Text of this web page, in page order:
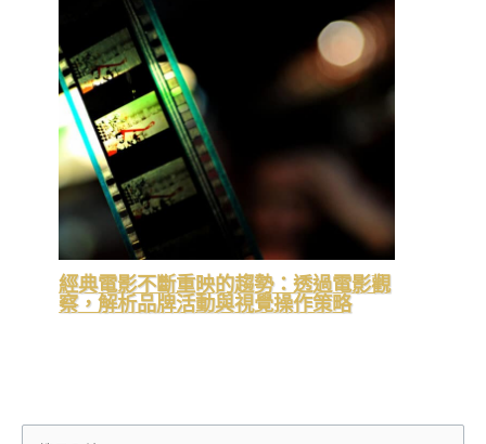
經典電影不斷重映的趨勢：透過電影觀
察，解析品牌活動與視覺操作策略